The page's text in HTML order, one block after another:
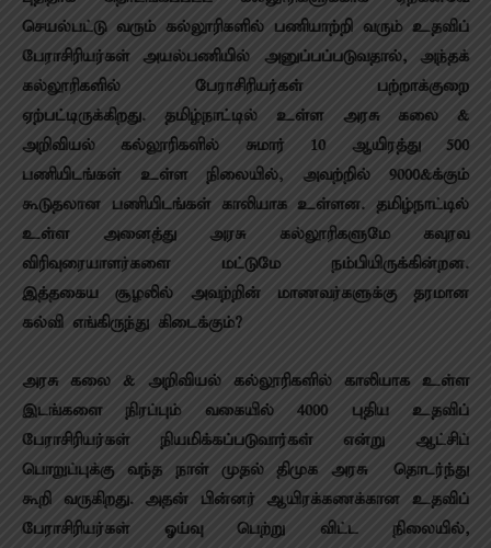
செயல்பட்டு வரும் கல்லூரிகளில் பணியாற்றி வரும் உதவிப்
பேராசிரியர்கள் அயல்பணியில் அனுப்பப்படுவதால், அந்தக்
கல்லூரிகளில் பேராசிரியர்கள் பற்றாக்குறை
ஏற்பட்டிருக்கிறது. தமிழ்நாட்டில் உள்ள அரசு கலை &
அறிவியல் கல்லூரிகளில் சுமார் 10 ஆயிரத்து 500
பணியிடங்கள் உள்ள நிலையில், அவற்றில் 9000&க்கும்
கூடுதலான பணியிடங்கள் காலியாக உள்ளன. தமிழ்நாட்டில்
உள்ள அனைத்து அரசு கல்லூரிகளுமே கவுரவ
விரிவுரையாளர்களை மட்டுமே நம்பியிருக்கின்றன.
இத்தகைய சூழலில் அவற்றின் மாணவர்களுக்கு தரமான
கல்வி எங்கிருந்து கிடைக்கும்?
அரசு கலை & அறிவியல் கல்லூரிகளில் காலியாக உள்ள
இடங்களை நிரப்பும் வகையில் 4000 புதிய உதவிப்
பேராசிரியர்கள் நியமிக்கப்படுவார்கள் என்று ஆட்சிப்
பொறுப்புக்கு வந்த நாள் முதல் திமுக அரசு தொடர்ந்து
கூறி வருகிறது. அதன் பின்னர் ஆயிரக்கணக்கான உதவிப்
பேராசிரியர்கள் ஓய்வு பெற்று விட்ட நிலையில்,